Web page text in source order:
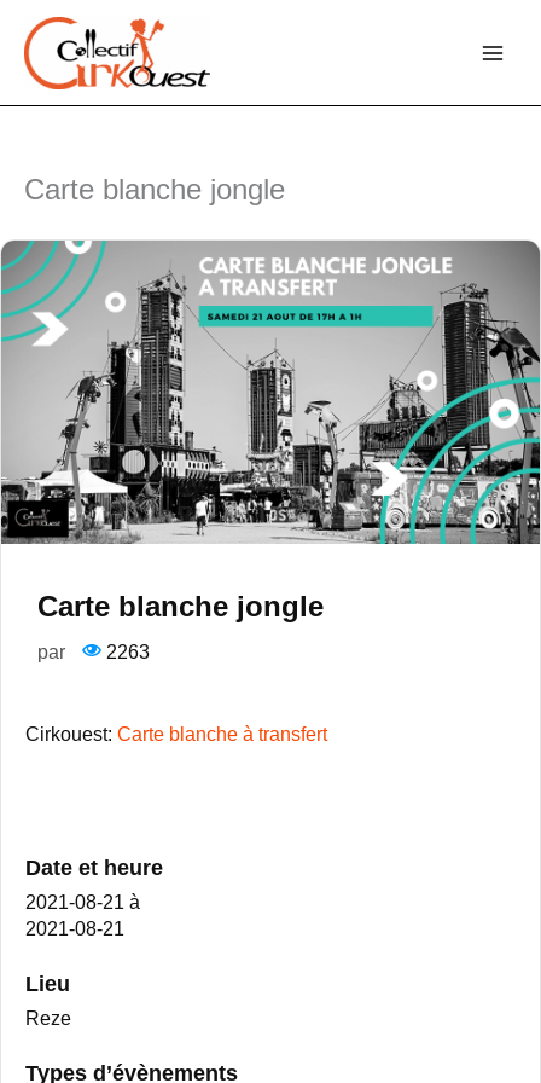
contenu
Carte blanche jongle
Carte blanche jongle
par 2263
Cirkouest: Carte blanche à transfert
Date et heure
2021-08-21 à
2021-08-21
Lieu
Reze
Types d’évènements